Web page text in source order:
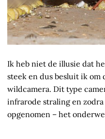
Ik heb niet de illusie dat
steek en dus besluit ik om
wildcamera. Dit type
infrarode straling en
opgenomen – het